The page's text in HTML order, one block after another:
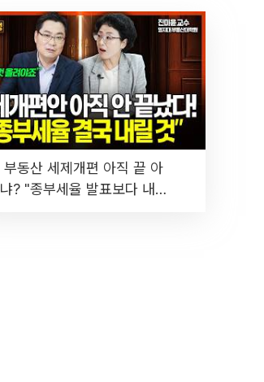
부동산 세제개편 아직 끝 아
냐? "종부세율 발표보다 내릴